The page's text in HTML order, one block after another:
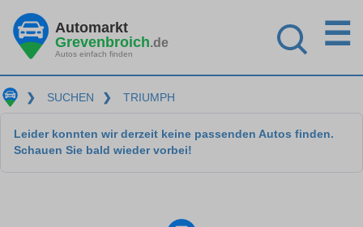
Automarkt
Grevenbroich.de
Autos einfach finden
☰
❯ SUCHEN ❯ TRIUMPH
Leider konnten wir derzeit keine passenden Autos finden.
Schauen Sie bald wieder vorbei!